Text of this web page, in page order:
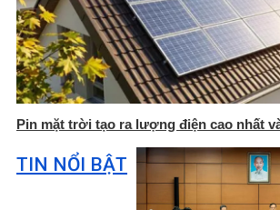
Pin mặt trời tạo ra lượng điện cao nhất
TIN NỔI BẬT